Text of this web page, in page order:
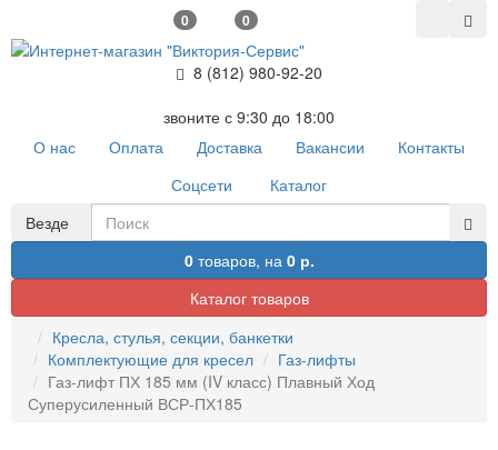
0 0
8 (812) 980-92-20
звоните с 9:30 до 18:00
О нас
Оплата Доставка Вакансии
Контакты
Соцсети
Каталог
Везде
0товаров, на 0 р.
Каталог товаров
Кресла, стулья, секции, банкетки
Комплектующие для кресел
Газ-лифты
Газ-лифт ПХ 185 мм (IV класс) Плавный Ход
Суперусиленный ВСР-ПХ185